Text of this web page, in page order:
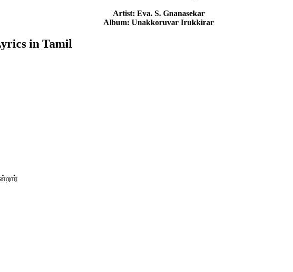
Artist: Eva. S. Gnanasekar
Album: Unakkoruvar Irukkirar
in Tamil